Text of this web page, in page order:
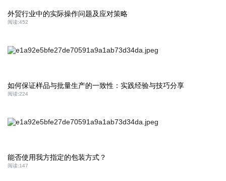
外贸行业中的实际操作问题及应对策略
阅读:452
如何保证样品与批量生产的一致性：实践经验与技巧分享
阅读:224
能否使用我方指定的包装方式？
阅读:147